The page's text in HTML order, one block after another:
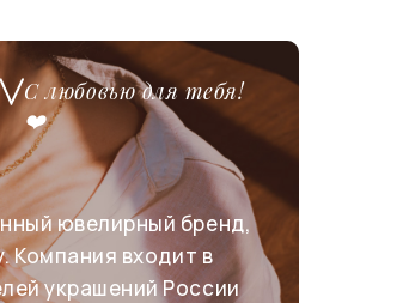
С любовью для тебя!
❤️
ювелирный бренд,
Компания входит в
украшений России